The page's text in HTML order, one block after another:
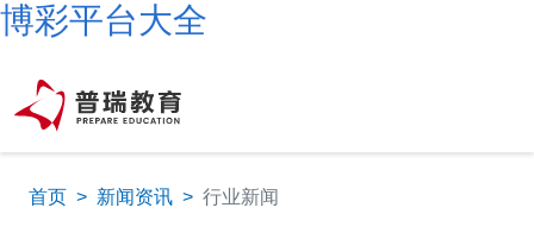
博彩平台大全
首页 > 新闻资讯 > 行业新闻